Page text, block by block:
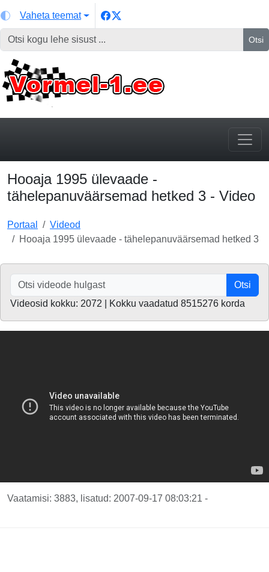
Vaheta teemat
Otsi
Hooaja 1995 ülevaade -
tähelepanuväärsemad hetked 3 - Video
Portaal
Videod
Hooaja 1995 ülevaade - tähelepanuväärsemad hetked 3
Otsi
Videosid kokku: 2072 | Kokku vaadatud 8515276 korda
Vaatamisi: 3883, lisatud: 2007-09-17 08:03:21 -